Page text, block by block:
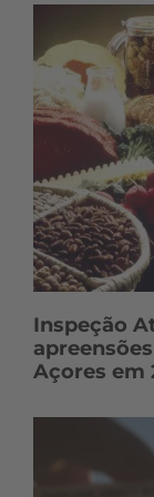
d
o
s
Inspeção
Açores em